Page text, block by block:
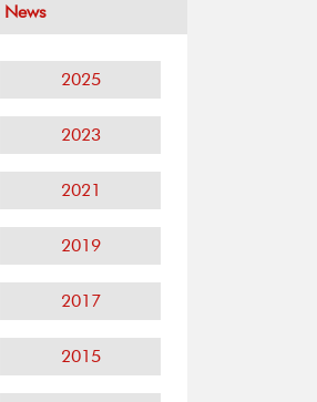
News
2025
2023
2021
2019
2017
2015